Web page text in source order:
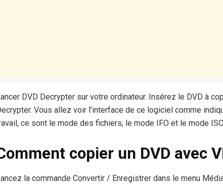
DVD Decrypter sur votre ordinateur. Insérez le DVD à
Vous allez voir l’interface de ce logiciel comme
ce sont le mode des fichiers, le mode IFO et le mode
copier un DVD avec
la commande Convertir / Enregistrer dans le menu